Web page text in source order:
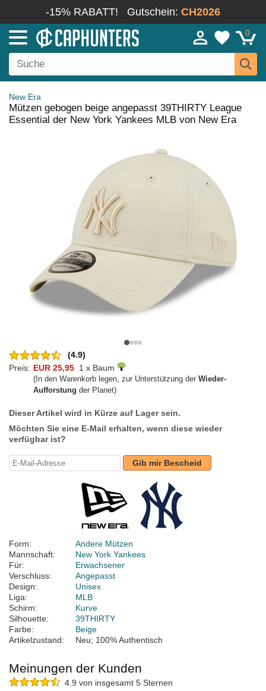
-15% RABATT! Gutschein: CH2026
0
New Era
Mützen gebogen beige angepasst 39THIRTY League
Essential der New York Yankees MLB von New Era
(4.9)
Preis: EUR 25,95 1 x Baum
(In den Warenkorb legen, zur Unterstützung der Wieder-
Aufforstung der Planet)
Dieser Artikel wird in Kürze auf Lager sein.
Möchten Sie eine E-Mail erhalten, wenn diese wieder
verfügbar ist?
Gib mir Bescheid
Form:
Andere Mützen
Mannschaft:
New York Yankees
Für:
Erwachsener
Verschluss:
Angepasst
Design:
Unisex
Liga:
MLB
Schirm:
Kurve
Silhouette:
39THIRTY
Farbe:
Beige
Artikelzustand:
Neu; 100% Authentisch
Meinungen der Kunden
4.9 von insgesamt 5 Sternen